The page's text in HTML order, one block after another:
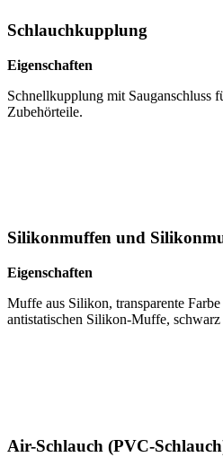
Schlauchkupplung
Eigenschaften
Schnellkupplung mit Sauganschluss
Zubehörteile.
Silikonmuffen und
Eigenschaften
Muffe aus Silikon, transparente
antistatischen Silikon-Muffe,
Air-Schlauch (PVC-